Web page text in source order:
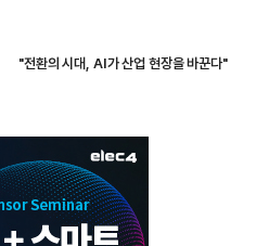
"전환의 시대, AI가 산업 현장을 바꾼다"